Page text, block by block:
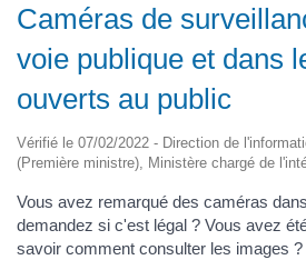
Caméras de
voie publique et dans
ouverts au public
Vérifié le 07/02/2022 - Direction de
(Première ministre), Ministère chargé de
Vous avez remarqué des caméras
demandez si c'est légal ? Vous avez
savoir comment consulter les images